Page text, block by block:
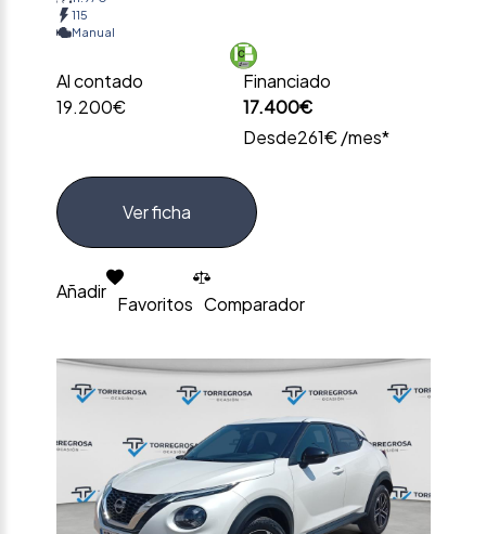
115
Manual
Al contado
19.200€
Financiado
17.400€
Desde261€ /mes*
Ver ficha
Añadir
Favoritos Comparador